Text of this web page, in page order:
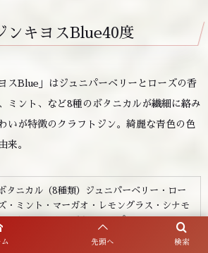
ンキヨスBlue40度
スBlue」はジュニパーベリーとローズの香
ミント、など8種のボタニカルが繊細に絡み
いが特徴のクラフトジン。綺麗な青色の色
来。
タニカル（8種類）ジュニパーベリー・ロー
ズ・ミント・マーガオ・レモングラス・シナモ
・カモミール・バタフライピー
検索
ム 先頭へ